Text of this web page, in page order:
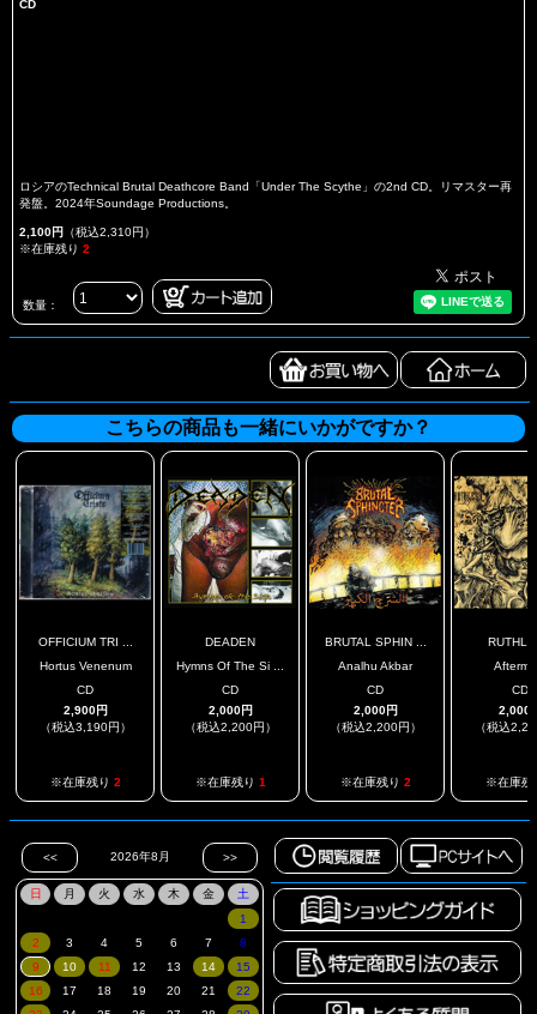
CD
ロシアのTechnical Brutal Deathcore Band「Under The Scythe」の2nd CD。リマスター再
発盤。2024年Soundage Productions。
2,100円 （税込2,310円）
※在庫残り 2
数量：
こちらの商品も一緒にいかがですか？
OFFICIUM TRI ...
Hortus Venenum
CD
2,900円
（税込3,190円）
※在庫残り 2
DEADEN
Hymns Of The Si ...
CD
2,000円
（税込2,200円）
※在庫残り 1
BRUTAL SPHIN ...
Analhu Akbar
CD
2,000円
（税込2,200円）
※在庫残り 2
CD
2,000
（税込
※在庫残